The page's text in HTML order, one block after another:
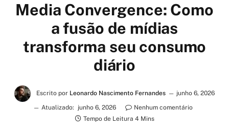
Media Convergence: Como
a fusão de mídias
transforma seu consumo
diário
Escrito por Leonardo Nascimento Fernandes
junho 6, 2026
Atualizado:
junho 6, 2026
Nenhum comentário
Tempo de Leitura 4 Mins